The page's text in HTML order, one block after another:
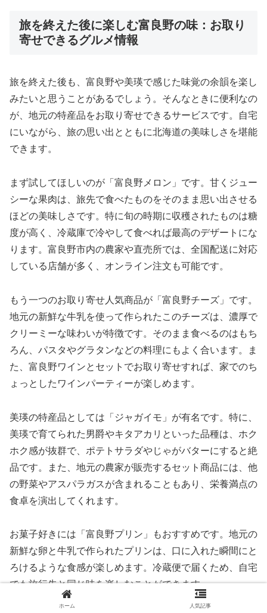
旅を終えた後に楽しむ富良野の味：お取り
寄せできるグルメ情報
旅を終えた後も、富良野や美瑛で感じた味覚の余韻を楽し
みたいと思うことがあるでしょう。そんなときに便利なの
が、地元の特産品をお取り寄せできるサービスです。自宅
にいながら、旅の思い出とともに北海道の美味しさを堪能
できます。
まず試してほしいのが「富良野メロン」です。甘くジュー
シーな果肉は、旅先で食べたものをそのまま思い出させる
ほどの美味しさです。特に旬の時期に収穫されたものは糖
度が高く、冷蔵庫で冷やして食べれば最高のデザートにな
ります。富良野市内の農家や直売所では、全国配送に対応
している店舗が多く、オンライン注文も可能です。
もう一つのお取り寄せ人気商品が「富良野チーズ」です。
地元の新鮮な牛乳を使って作られたこのチーズは、濃厚で
クリーミーな味わいが特徴です。そのまま食べるのはもち
ろん、パスタやグラタンなどの料理にもよく合います。ま
た、富良野ワインとセットでお取り寄せすれば、家でのち
ょっとしたワインパーティーが楽しめます。
美瑛の特産品としては「ジャガイモ」が有名です。特に、
美瑛で育てられた男爵やキタアカリといった品種は、ホク
ホク感が抜群で、ポテトサラダやじゃがバターにすると絶
品です。また、地元の農家が販売するセット商品には、他
の野菜やアスパラガスが含まれることもあり、栄養満点の
食卓を演出してくれます。
お菓子好きには「富良野プリン」もおすすめです。地元の
新鮮な卵と牛乳で作られたプリンは、口に入れた瞬間にと
ろけるような食感が楽しめます。冷蔵便で届くため、自宅
でも旅行先と同じ味を楽しむことができます。
ホーム 人気記事